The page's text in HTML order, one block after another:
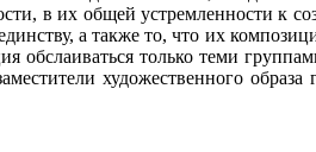
в их общей устремленности к
а также то, что их
обслаиваться только теми
художественного